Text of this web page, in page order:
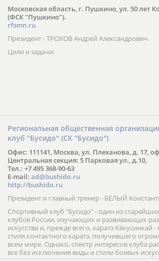
Московская область, г. Пушкино, ул. 50 лет
(ФСК "Пушкино").
rfsmn.ru
Президент - ТРОХОВ Андрей Александрович
Цели и задачи:
Региональная общественная
клуб "Бусидо" (СК "Бусидо")
Офис: 111141, Москва, ул. Плеханова, д. 17,
Центральная секция: 5 Парковая ул., д.10,
Тел.: +7 495 368-90-63
E-mail: ad@bushido.ru
http://bushido.ru
Президент и главный тренер - БЕЛЫЙ
Спортивный клуб "Бусидо" - один из
клубов России, изучающих и развивающих
искусства и, прежде всего, каратэ Кёкусинкай
стиля контактного каратэ, получившего
всем мире. Однако, спектр интересов клуба
все без исключения виды и стили боевых